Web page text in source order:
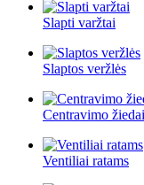
Slapti varžtai
Slaptos veržlės
Centravimo žiedai
Ventiliai ratams